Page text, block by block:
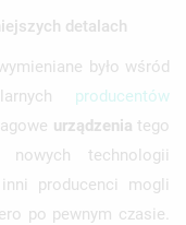
detalach
było wśród
producentów
urządzenia tego
nowych technologii
producenci mogli
po pewnym czasie.